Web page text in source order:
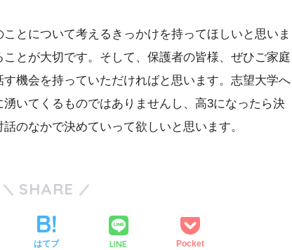
とについて考えるきっかけを持ってほしいと思いま
とが大切です。そして、保護者の皆様、ぜひご家庭
機会を持っていただければと思います。志望大学へ
いてくるものではありませんし、高3になったら決
のなかで決めていって欲しいと思います。
SHARE
はてブ LINE Pocket